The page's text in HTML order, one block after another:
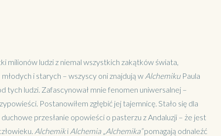
milionów ludzi z niemal wszystkich zakątków świata,
i starych – wszyscy oni znajdują w AlchemikuPaula
tych ludzi. Zafascynował mnie fenomen uniwersalnej –
Postanowiłem zgłębić jej tajemnicę. Stało się dla
przesłanie opowieści o pasterzu z Andaluzji – że jest
Alchemiki Alchemia „Alchemika”pomagają odnaleźć